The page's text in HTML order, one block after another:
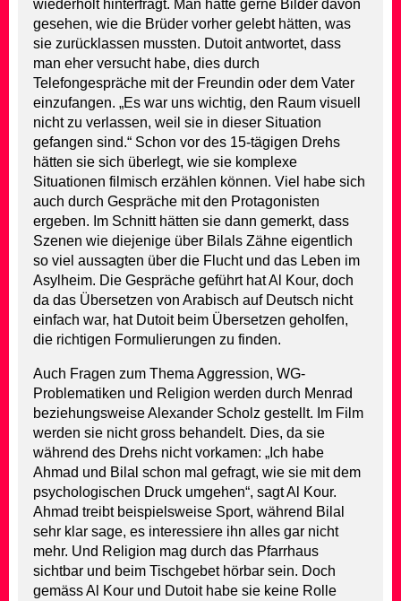
wiederholt hinterfragt. Man hätte gerne Bilder davon
gesehen, wie die Brüder vorher gelebt hätten, was
sie zurücklassen mussten. Dutoit antwortet, dass
man eher versucht habe, dies durch
Telefongespräche mit der Freundin oder dem Vater
einzufangen. „Es war uns wichtig, den Raum visuell
nicht zu verlassen, weil sie in dieser Situation
gefangen sind.“ Schon vor des 15-tägigen Drehs
hätten sie sich überlegt, wie sie komplexe
Situationen filmisch erzählen können. Viel habe sich
auch durch Gespräche mit den Protagonisten
ergeben. Im Schnitt hätten sie dann gemerkt, dass
Szenen wie diejenige über Bilals Zähne eigentlich
so viel aussagten über die Flucht und das Leben im
Asylheim. Die Gespräche geführt hat Al Kour, doch
da das Übersetzen von Arabisch auf Deutsch nicht
einfach war, hat Dutoit beim Übersetzen geholfen,
die richtigen Formulierungen zu finden.
Auch Fragen zum Thema Aggression, WG-
Problematiken und Religion werden durch Menrad
beziehungsweise Alexander Scholz gestellt. Im Film
werden sie nicht gross behandelt. Dies, da sie
während des Drehs nicht vorkamen: „Ich habe
Ahmad und Bilal schon mal gefragt, wie sie mit dem
psychologischen Druck umgehen“, sagt Al Kour.
Ahmad treibt beispielsweise Sport, während Bilal
sehr klar sage, es interessiere ihn alles gar nicht
mehr. Und Religion mag durch das Pfarrhaus
sichtbar und beim Tischgebet hörbar sein. Doch
gemäss Al Kour und Dutoit habe sie keine Rolle